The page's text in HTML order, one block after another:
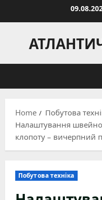
Home
Побутова
Налаштування
клопоту – вичерпний
Побутова техніка